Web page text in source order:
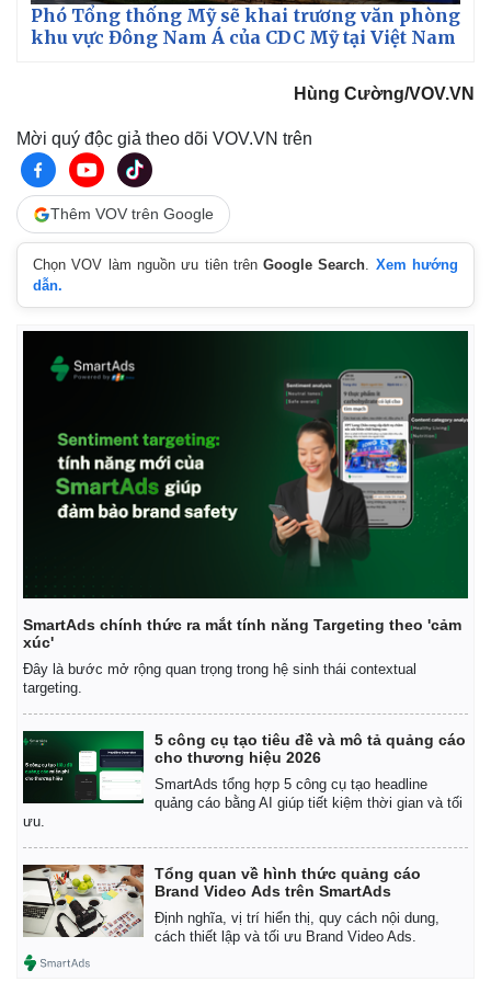
Pháp luật
Vụ án
Tin nóng
Tư vấn luật
Phân tích
Phó Tổng thống Mỹ sẽ khai trương văn phòng
khu vực Đông Nam Á của CDC Mỹ tại Việt Nam
Hùng Cường/VOV.VN
Mời quý độc giả theo dõi VOV.VN trên
Thêm VOV trên Google
Chọn VOV làm nguồn ưu tiên trênGoogle Search. Xem hướng
dẫn.
SmartAds chính thức ra mắt tính năng Targeting theo 'cảm
xúc'
Đây là bước mở rộng quan trọng trong hệ sinh thái contextual
targeting.
5 công cụ tạo tiêu đề và mô tả quảng cáo
cho thương hiệu 2026
SmartAds tổng hợp 5 công cụ tạo headline
quảng cáo bằng AI giúp tiết kiệm thời gian và tối
ưu.
Tổng quan về hình thức quảng cáo
Brand Video Ads trên SmartAds
Định nghĩa, vị trí hiển thị, quy cách nội dung,
cách thiết lập và tối ưu Brand Video Ads.